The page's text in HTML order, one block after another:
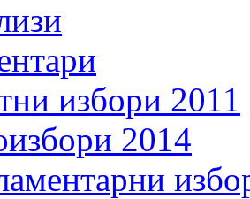
избори 2011
2014